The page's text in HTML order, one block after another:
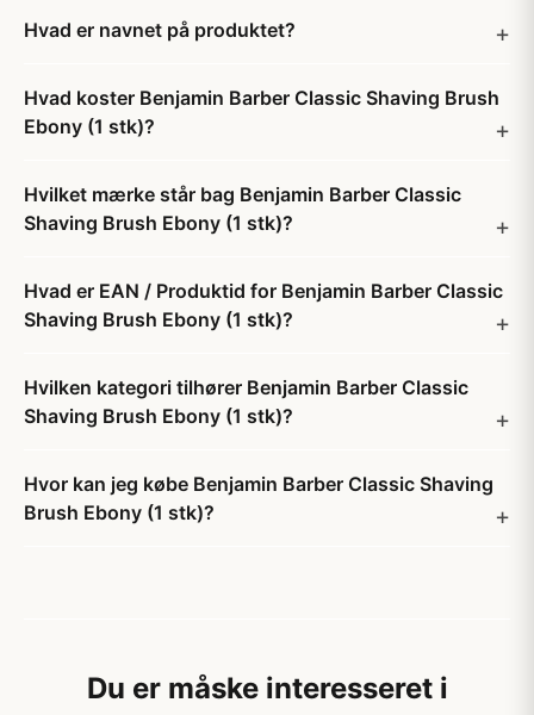
Hvad er navnet på produktet?
Hvad koster Benjamin Barber Classic Shaving Brush
Ebony (1 stk)?
Hvilket mærke står bag Benjamin Barber Classic
Shaving Brush Ebony (1 stk)?
Hvad er EAN / Produktid for Benjamin Barber Classic
Shaving Brush Ebony (1 stk)?
Hvilken kategori tilhører Benjamin Barber Classic
Shaving Brush Ebony (1 stk)?
Hvor kan jeg købe Benjamin Barber Classic Shaving
Brush Ebony (1 stk)?
Du er måske interesseret i